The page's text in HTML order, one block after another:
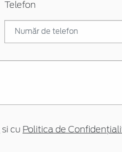
Telefon
si cu Politica de